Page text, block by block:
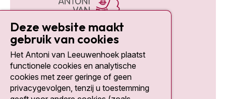
Social media
Deze website maakt
gebruik van cookies
Het Antoni van Leeuwenhoek plaatst
functionele cookies en analytische
cookies met zeer geringe of geen
privacygevolgen, tenzij u toestemming